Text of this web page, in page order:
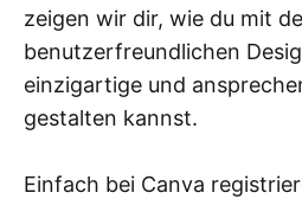
zeigen wir dir, wie du mit
benutzerfreundlichen
einzigartige und
gestalten kannst.
Einfach bei Canva